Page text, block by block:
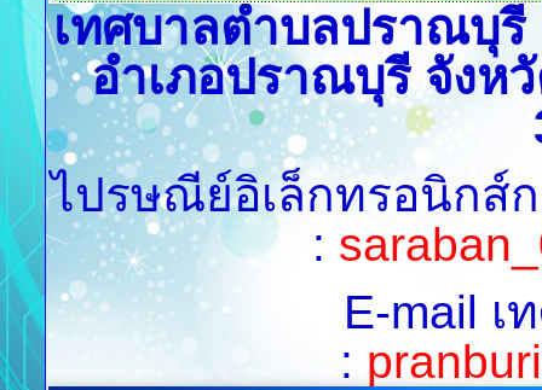
เทศบาลตำบลปราณบุ
อำเภอปราณบุรี จังห
ไปรษณีย์อิเล็กทรอนิกส์
:
E-mail
: